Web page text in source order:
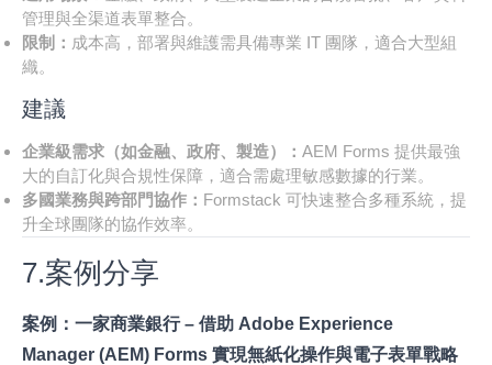
管理與全渠道表單整合。
限制： 成本高，部署與維護需具備專業 IT 團隊，適合大型組
織。
建議
企業級需求（如金融、政府、製造）：AEM Forms 提供最強
大的自訂化與合規性保障，適合需處理敏感數據的行業。
多國業務與跨部門協作： Formstack 可快速整合多種系統，提
升全球團隊的協作效率。
7.案例分享
案例：一家商業銀行 – 借助 Adobe Experience
Manager (AEM) Forms 實現無紙化操作與電子表單戰略